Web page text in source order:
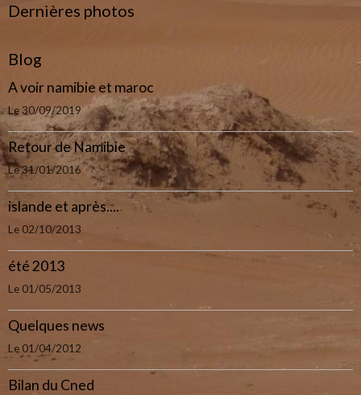
Dernières photos
Blog
A voir namibie et maroc
Le 30/09/2019
Retour de Namibie
Le 31/01/2016
islande et après....
Le 02/10/2013
été 2013
Le 01/05/2013
Quelques news
Le 01/04/2012
Bilan du Cned